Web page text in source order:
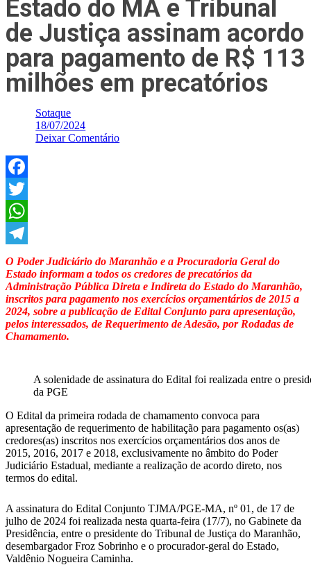
Estado do MA e Tribunal
de Justiça assinam acordo
para pagamento de R$ 113
milhões em precatórios
Sotaque
18/07/2024
Deixar Comentário
Facebook
Twitter
WhatsApp
Telegram
O Poder Judiciário do Maranhão e a Procuradoria Geral do
Estado informam a todos os credores de precatórios da
Administração Pública Direta e Indireta do Estado do Maranhão,
inscritos para pagamento nos exercícios orçamentários de 2015 a
2024, sobre a publicação de Edital Conjunto para apresentação,
pelos interessados, de Requerimento de Adesão, por Rodadas de
Chamamento.
A solenidade de assinatura do Edital foi realizada entre o
da PGE
O Edital da primeira rodada de chamamento convoca para
apresentação de requerimento de habilitação para pagamento os(as)
credores(as) inscritos nos exercícios orçamentários dos anos de
2015, 2016, 2017 e 2018, exclusivamente no âmbito do Poder
Judiciário Estadual, mediante a realização de acordo direto, nos
termos do edital.
A assinatura do Edital Conjunto TJMA/PGE-MA, nº 01, de 17 de
julho de 2024 foi realizada nesta quarta-feira (17/7), no Gabinete da
Presidência, entre o presidente do Tribunal de Justiça do Maranhão,
desembargador Froz Sobrinho e o procurador-geral do Estado,
Valdênio Nogueira Caminha.